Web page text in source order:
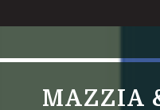
MAZZIA